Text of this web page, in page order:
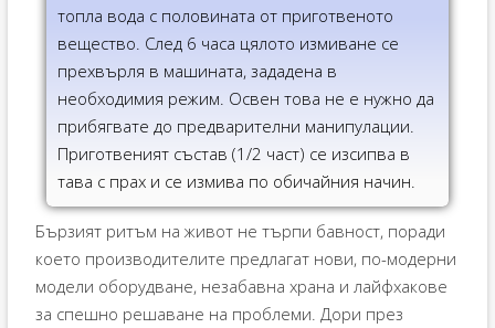
топла вода с половината от приготвеното
вещество. След 6 часа цялото измиване се
прехвърля в машината, зададена в
необходимия режим. Освен това не е нужно да
прибягвате до предварителни манипулации.
Приготвеният състав (1/2 част) се изсипва в
тава с прах и се измива по обичайния начин.
Бързият ритъм на живот не търпи бавност, поради
което производителите предлагат нови, по-модерни
модели оборудване, незабавна храна и лайфхакове
за спешно решаване на проблеми. Дори през